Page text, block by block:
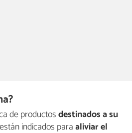
de productosdestinados a su
indicados paraaliviar el